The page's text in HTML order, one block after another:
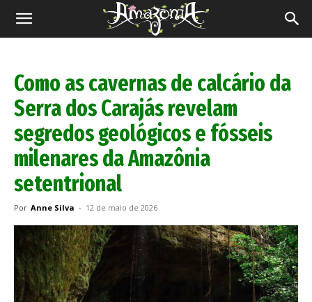
Revista
Como as cavernas de calcário da
Serra dos Carajás revelam
segredos geológicos e fósseis
milenares da Amazônia
setentrional
Por Anne Silva - 12 de maio de 2026